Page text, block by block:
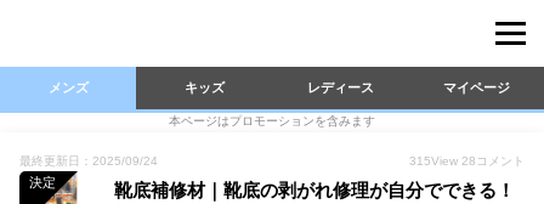
メンズ キッズ レディース マイページ
本ページはプロモーションを含みます
最終更新日：2025/09/24 315View 28 コメント
決定
靴底補修材｜靴底の剥がれ修理が自分でできる！